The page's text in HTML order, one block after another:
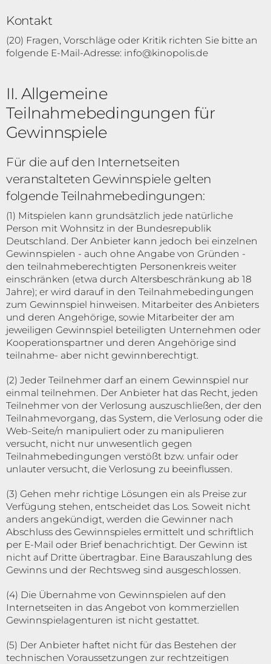
Kontakt
(20) Fragen, Vorschläge oder Kritik richten Sie bitte an
folgende E-Mail-Adresse: info@kinopolis.de
II. Allgemeine
Teilnahmebedingungen für
Gewinnspiele
Für die auf den Internetseiten
veranstalteten Gewinnspiele gelten
folgende Teilnahmebedingungen:
(1) Mitspielen kann grundsätzlich jede natürliche
Person mit Wohnsitz in der Bundesrepublik
Deutschland. Der Anbieter kann jedoch bei einzelnen
Gewinnspielen - auch ohne Angabe von Gründen -
den teilnahmeberechtigten Personenkreis weiter
einschränken (etwa durch Altersbeschränkung ab 18
Jahre); er wird darauf in den Teilnahmebedingungen
zum Gewinnspiel hinweisen. Mitarbeiter des Anbieters
und deren Angehörige, sowie Mitarbeiter der am
jeweiligen Gewinnspiel beteiligten Unternehmen oder
Kooperationspartner und deren Angehörige sind
teilnahme- aber nicht gewinnberechtigt.
(2) Jeder Teilnehmer darf an einem Gewinnspiel nur
einmal teilnehmen. Der Anbieter hat das Recht, jeden
Teilnehmer von der Verlosung auszuschließen, der den
Teilnahmevorgang, das System, die Verlosung oder die
Web-Seite/n manipuliert oder zu manipulieren
versucht, nicht nur unwesentlich gegen
Teilnahmebedingungen verstößt bzw. unfair oder
unlauter versucht, die Verlosung zu beeinflussen.
(3) Gehen mehr richtige Lösungen ein als Preise zur
Verfügung stehen, entscheidet das Los. Soweit nicht
anders angekündigt, werden die Gewinner nach
Abschluss des Gewinnspieles ermittelt und schriftlich
per E-Mail oder Brief benachrichtigt. Der Gewinn ist
nicht auf Dritte übertragbar. Eine Barauszahlung des
Gewinns und der Rechtsweg sind ausgeschlossen.
(4) Die Übernahme von Gewinnspielen auf den
Internetseiten in das Angebot von kommerziellen
Gewinnspielagenturen ist nicht gestattet.
(5) Der Anbieter haftet nicht für das Bestehen der
technischen Voraussetzungen zur rechtzeitigen